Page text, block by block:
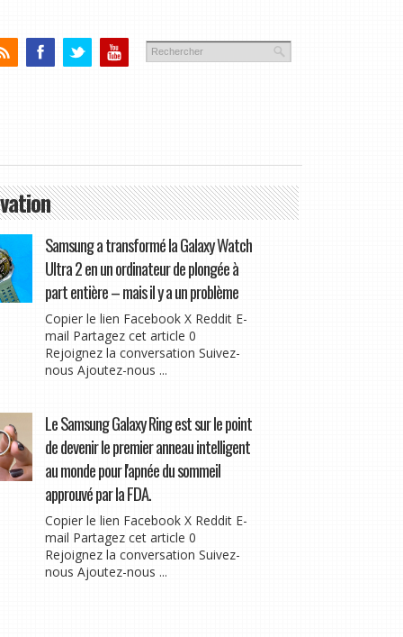
Samsung a transformé la Galaxy Watch
Ultra 2 en un ordinateur de plongée à
part entière – mais il y a un problème
Copier le lien Facebook X Reddit E-
mail Partagez cet article 0
Rejoignez la conversation Suivez-
nous Ajoutez-nous ...
Le Samsung Galaxy Ring est sur le point
de devenir le premier anneau intelligent
au monde pour l'apnée du sommeil
approuvé par la FDA.
Copier le lien Facebook X Reddit E-
mail Partagez cet article 0
Rejoignez la conversation Suivez-
nous Ajoutez-nous ...